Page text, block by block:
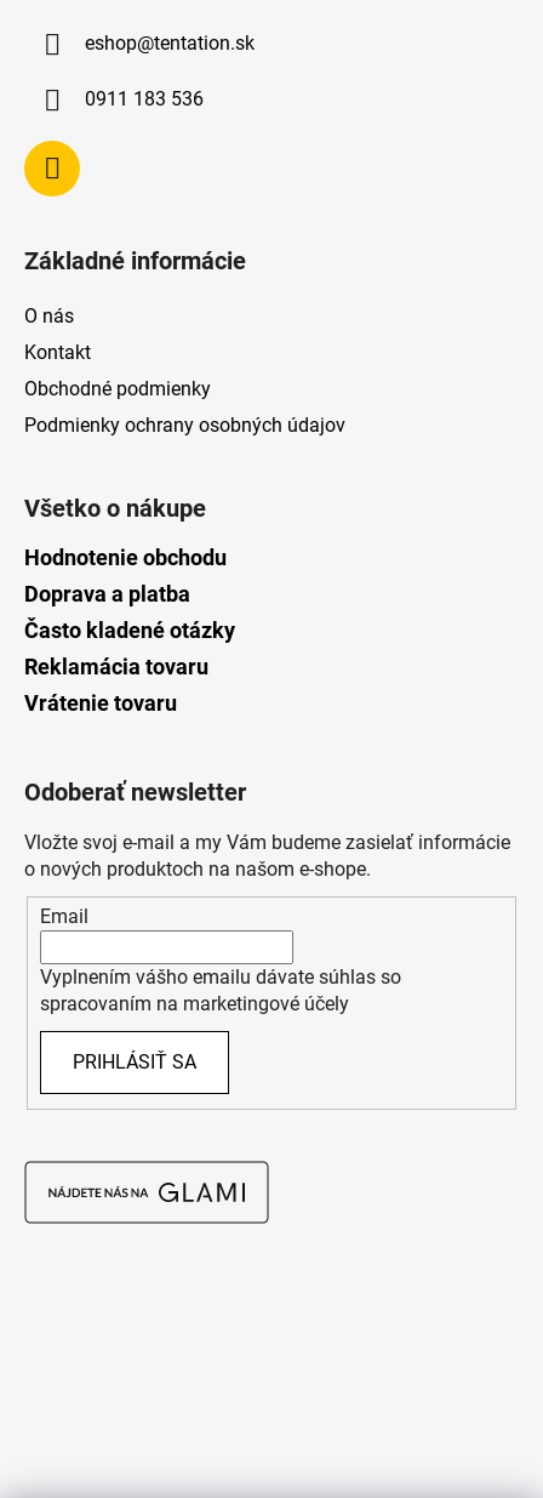
eshop@tentation.sk
0911 183 536
Základné informácie
O nás
Kontakt
Obchodné podmienky
Podmienky ochrany osobných údajov
Všetko o nákupe
Hodnotenie obchodu
Doprava a platba
Často kladené otázky
Reklamácia tovaru
Vrátenie tovaru
Odoberať newsletter
Vložte svoj e-mail a my Vám budeme zasielať informácie
o nových produktoch na našom e-shope.
Email
Vyplnením vášho emailu dávate súhlas so
spracovaním na marketingové účely
PRIHLÁSIŤ SA